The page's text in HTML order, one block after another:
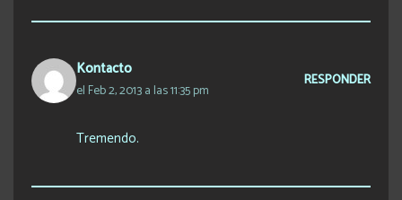
Kontacto
el Feb 2, 2013 a las 11:35 pm
RESPONDER
Tremendo.